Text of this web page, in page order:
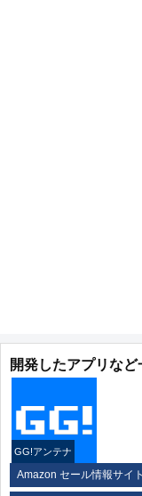
開発したアプリなど
GG!アンテナ
Amazon セール情報サイト